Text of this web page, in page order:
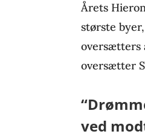
Årets
største
oversætters
oversætter
ved